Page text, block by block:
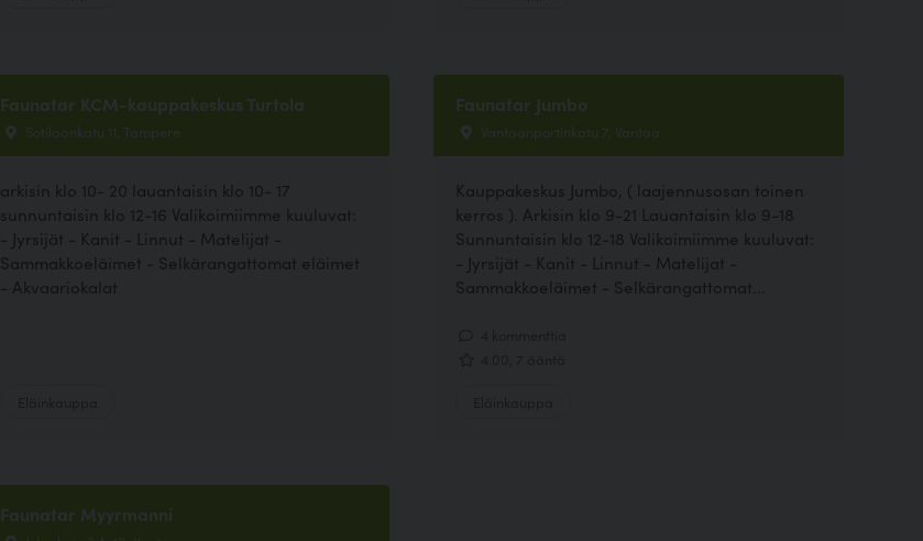
Faunatar KCM-kauppakeskus Turtola
Sotilaankatu 11, Tampere
arkisin klo 10- 20 lauantaisin klo 10- 17
sunnuntaisin klo 12-16 Valikoimiimme kuuluvat:
- Jyrsijät - Kanit - Linnut - Matelijat -
Sammakkoeläimet - Selkärangattomat eläimet
- Akvaariokalat
Faunatar Jumbo
Vantaanportinkatu 7, Vantaa
Kauppakeskus Jumbo, ( laajennusosan toinen
kerros ). Arkisin klo 9-21 Lauantaisin klo 9-18
Sunnuntaisin klo 12-18 Valikoimiimme kuuluvat:
- Jyrsijät - Kanit - Linnut - Matelijat -
Sammakkoeläimet - Selkärangattomat...
Faunatar Myyrmanni